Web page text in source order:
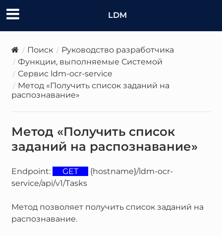
LDM
Поиск
Руководство разработчика
Функции, выполняемые Системой
Сервис ldm-ocr-service
Метод «Получить список заданий на
распознавание»
Метод «Получить список
заданий на распознавание»
Endpoint: GET
{hostname}/ldm-ocr-
service/api/v1/Tasks
Метод позволяет получить список заданий на
распознавание.